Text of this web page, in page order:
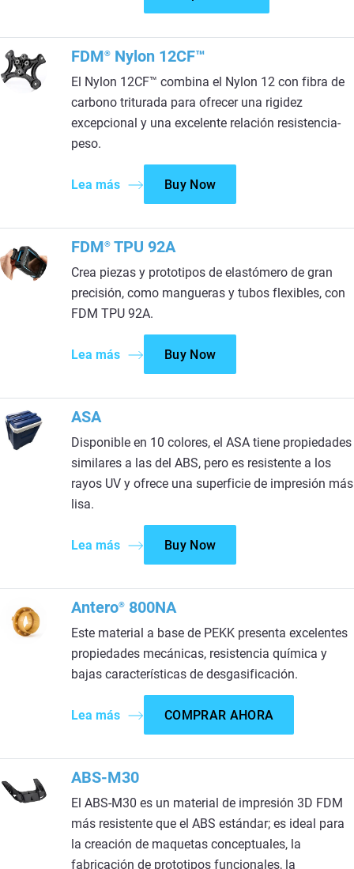
FDM® Nylon 12CF™
El Nylon 12CF™ combina el Nylon 12 con fibra de
carbono triturada para ofrecer una rigidez
excepcional y una excelente relación resistencia-
peso.
Lea más Buy Now
FDM® TPU 92A
Crea piezas y prototipos de elastómero de gran
precisión, como mangueras y tubos flexibles, con
FDM TPU 92A.
Lea más Buy Now
ASA
Disponible en 10 colores, el ASA tiene propiedades
similares a las del ABS, pero es resistente a los
rayos UV y ofrece una superficie de impresión más
lisa.
Lea más Buy Now
Antero® 800NA
Este material a base de PEKK presenta excelentes
propiedades mecánicas, resistencia química y
bajas características de desgasificación.
Lea más COMPRAR AHORA
ABS-M30
El ABS-M30 es un material de impresión 3D FDM
más resistente que el ABS estándar; es ideal para
la creación de maquetas conceptuales, la
fabricación de prototipos funcionales, la